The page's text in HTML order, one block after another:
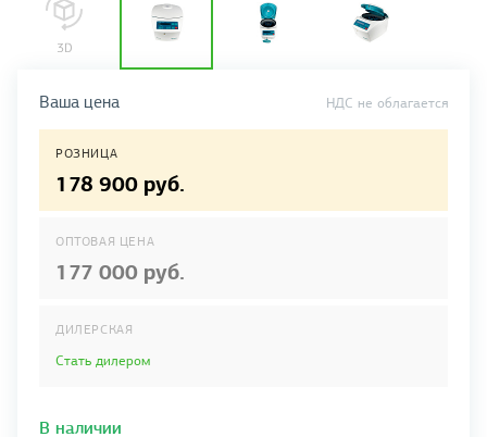
Ваша цена НДС не облагается
РОЗНИЦА
178 900 руб.
ОПТОВАЯ ЦЕНА
177 000 руб.
ДИЛЕРСКАЯ
Стать дилером
В наличии